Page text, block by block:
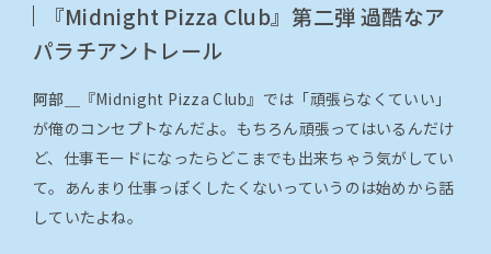
『Midnight Pizza Club』第二弾 過酷なア
パラチアントレール
阿部＿
『Midnight Pizza Club』では「頑張らなくていい」
が俺のコンセプトなんだよ。もちろん頑張ってはいるんだけ
ど、仕事モードになったらどこまでも出来ちゃう気がしてい
て。あんまり仕事っぽくしたくないっていうのは始めから話
していたよね。